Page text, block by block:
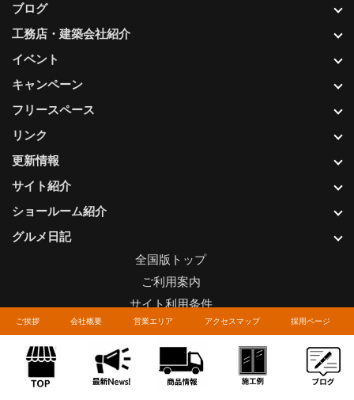
ご挨拶 会社概要 営業エリア アクセスマップ 採用ページ
更新情報
サイト紹介
ショールーム紹介
グルメ日記
ブログ
工務店・建築会社紹介
イベント
キャンペーン
フリースペース
リンク
全国版トップ
ご利用案内
サイト利用条件
プライバシーポリシー
関連リンク
お問い合わせについて